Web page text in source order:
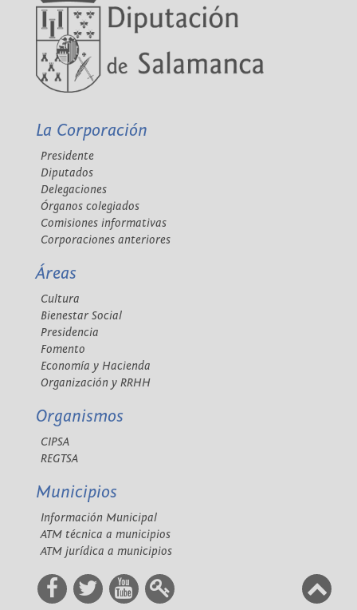
La Corporación
Presidente
Diputados
Delegaciones
Órganos colegiados
Comisiones informativas
Corporaciones anteriores
Áreas
Cultura
Bienestar Social
Presidencia
Fomento
Economía y Hacienda
Organización y RRHH
Organismos
CIPSA
REGTSA
Municipios
Información Municipal
ATM técnica a municipios
ATM jurídica a municipios